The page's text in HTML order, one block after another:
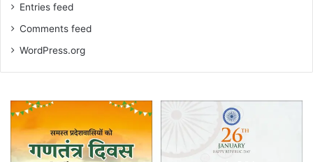
Entries feed
Comments feed
WordPress.org